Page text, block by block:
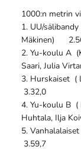
1000:n metrin
1. UU/
Mäkinen)
2. Yu-koulu A
Saari, Julia
3. Hurskaiset (
3.32,0
4. Yu-koulu B (
Huhtala, Ilja
5.
3.59,7